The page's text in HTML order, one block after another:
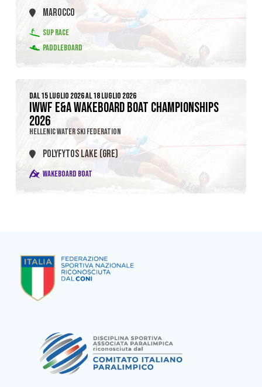
MAROCCO
SUP RACE
PADDLEBOARD
DAL 15 LUGLIO 2026 AL 18 LUGLIO 2026
IWWF E&A WAKEBOARD BOAT CHAMPIONSHIPS
2026
HELLENIC WATER SKI FEDERATION
POLYFYTOS LAKE (GRE)
WAKEBOARD BOAT